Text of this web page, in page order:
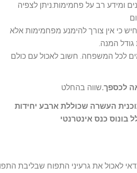
ומידע רב על פחמימות.ניתן לצפיה
כי אין צורך להימנע מפחמימות אלא
המנה.
לכל המשפחה. חשוב לאכול עם כולם
לכספך.שווה בהחלט
העשרה שכוללת ארבע יחידות
בונוס כנס אינטרנטי
לאכול את גרעיני התפוח שבליבת